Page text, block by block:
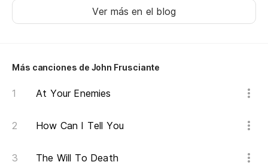
Ver más en el blog
Más canciones de John Frusciante
At Your Enemies
How Can I Tell You
The Will To Death